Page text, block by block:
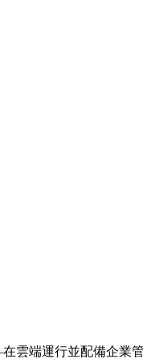
雲端運行並配備企業管